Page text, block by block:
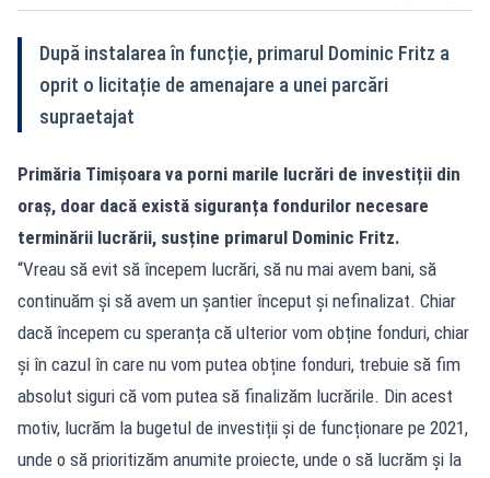
După instalarea în funcție, primarul Dominic Fritz a
oprit o licitație de amenajare a unei parcări
supraetajat
Primăria Timișoara va porni marile lucrări de investiții din
oraș, doar dacă există siguranța fondurilor necesare
terminării lucrării, susține primarul Dominic Fritz.
“Vreau să evit să începem lucrări, să nu mai avem bani, să
continuăm și să avem un șantier început și nefinalizat. Chiar
dacă începem cu speranța că ulterior vom obține fonduri, chiar
și în cazul în care nu vom putea obține fonduri, trebuie să fim
absolut siguri că vom putea să finalizăm lucrările. Din acest
motiv, lucrăm la bugetul de investiții și de funcționare pe 2021,
unde o să prioritizăm anumite proiecte, unde o să lucrăm și la